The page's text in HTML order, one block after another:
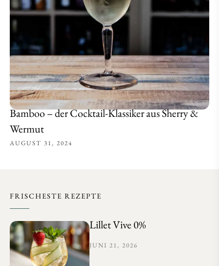
Bamboo – der Cocktail-Klassiker aus Sherry &
Wermut
AUGUST 31, 2024
FRISCHESTE REZEPTE
Lillet Vive 0%
JUNI 21, 2026